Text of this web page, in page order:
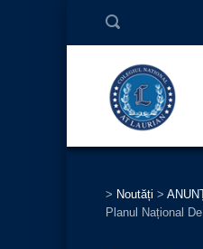
> Noutăți >
Planul Național